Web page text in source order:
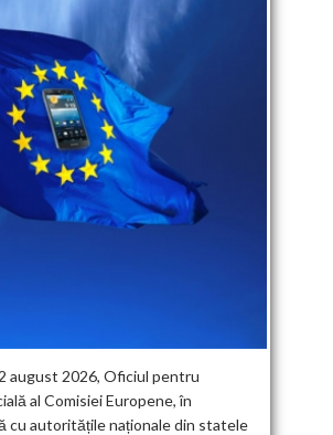
august 2026, Oficiul pentru
al Comisiei Europene, în
cu autoritățile naționale din statele